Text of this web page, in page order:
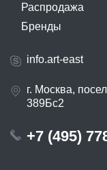
Распродажа
Бренды
info.art-east
г. Москва,
389Бс2
+7 (495)